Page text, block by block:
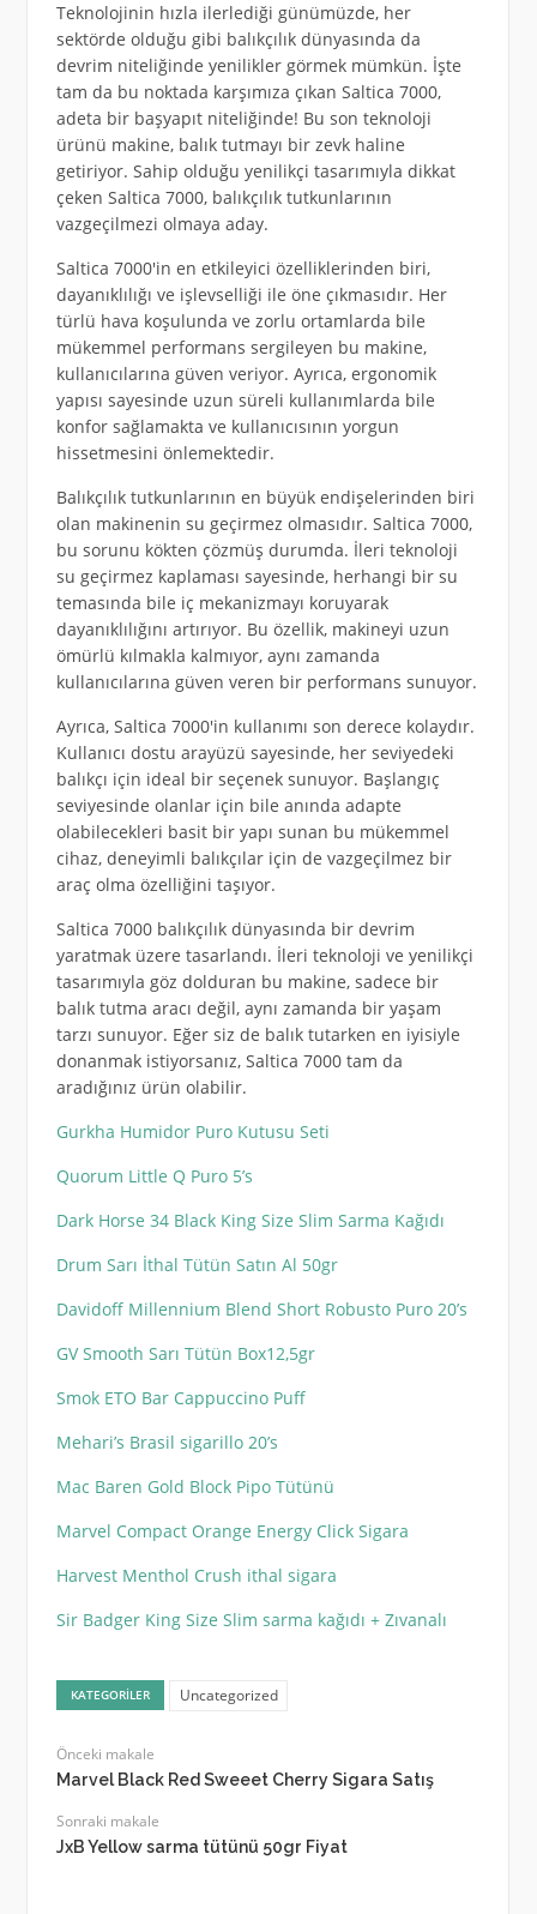
Teknolojinin hızla ilerlediği günümüzde, her
sektörde olduğu gibi balıkçılık dünyasında da
devrim niteliğinde yenilikler görmek mümkün. İşte
tam da bu noktada karşımıza çıkan Saltica 7000,
adeta bir başyapıt niteliğinde! Bu son teknoloji
ürünü makine, balık tutmayı bir zevk haline
getiriyor. Sahip olduğu yenilikçi tasarımıyla dikkat
çeken Saltica 7000, balıkçılık tutkunlarının
vazgeçilmezi olmaya aday.
Saltica 7000'in en etkileyici özelliklerinden biri,
dayanıklılığı ve işlevselliği ile öne çıkmasıdır. Her
türlü hava koşulunda ve zorlu ortamlarda bile
mükemmel performans sergileyen bu makine,
kullanıcılarına güven veriyor. Ayrıca, ergonomik
yapısı sayesinde uzun süreli kullanımlarda bile
konfor sağlamakta ve kullanıcısının yorgun
hissetmesini önlemektedir.
Balıkçılık tutkunlarının en büyük endişelerinden biri
olan makinenin su geçirmez olmasıdır. Saltica 7000,
bu sorunu kökten çözmüş durumda. İleri teknoloji
su geçirmez kaplaması sayesinde, herhangi bir su
temasında bile iç mekanizmayı koruyarak
dayanıklılığını artırıyor. Bu özellik, makineyi uzun
ömürlü kılmakla kalmıyor, aynı zamanda
kullanıcılarına güven veren bir performans sunuyor.
Ayrıca, Saltica 7000'in kullanımı son derece kolaydır.
Kullanıcı dostu arayüzü sayesinde, her seviyedeki
balıkçı için ideal bir seçenek sunuyor. Başlangıç
seviyesinde olanlar için bile anında adapte
olabilecekleri basit bir yapı sunan bu mükemmel
cihaz, deneyimli balıkçılar için de vazgeçilmez bir
araç olma özelliğini taşıyor.
Saltica 7000 balıkçılık dünyasında bir devrim
yaratmak üzere tasarlandı. İleri teknoloji ve yenilikçi
tasarımıyla göz dolduran bu makine, sadece bir
balık tutma aracı değil, aynı zamanda bir yaşam
tarzı sunuyor. Eğer siz de balık tutarken en iyisiyle
donanmak istiyorsanız, Saltica 7000 tam da
aradığınız ürün olabilir.
Gurkha Humidor Puro Kutusu Seti
Quorum Little Q Puro 5’s
Dark Horse 34 Black King Size Slim Sarma Kağıdı
Drum Sarı İthal Tütün Satın Al 50gr
Davidoff Millennium Blend Short Robusto Puro 20’s
GV Smooth Sarı Tütün Box12,5gr
Smok ETO Bar Cappuccino Puff
Mehari’s Brasil sigarillo 20’s
Mac Baren Gold Block Pipo Tütünü
Marvel Compact Orange Energy Click Sigara
Harvest Menthol Crush ithal sigara
Sir Badger King Size Slim sarma kağıdı + Zıvanalı
KATEGORILER Uncategorized
Önceki makale
Marvel Black Red Sweeet Cherry Sigara Satış
Sonraki makale
JxB Yellow sarma tütünü 50gr Fiyat